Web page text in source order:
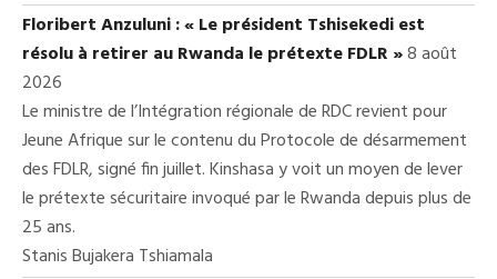
Floribert Anzuluni : « Le président Tshisekedi est
résolu à retirer au Rwanda le prétexte FDLR »8 août
2026
Le ministre de l’Intégration régionale de RDC revient pour
Jeune Afrique sur le contenu du Protocole de désarmement
des FDLR, signé fin juillet. Kinshasa y voit un moyen de lever
le prétexte sécuritaire invoqué par le Rwanda depuis plus de
25 ans.
Stanis Bujakera Tshiamala